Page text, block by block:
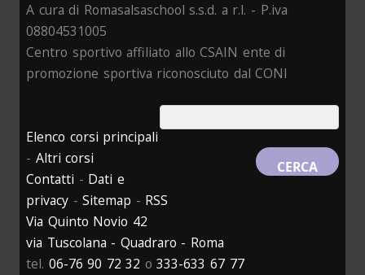
A cura di Romasalsaschool s.s.d. a r.l. - P.iva
08804531005
Centro sportivo affiliato allo CSAIN ente di
promozione sportiva riconosciuto dal CONI
Elenco corsi principali
- Altri corsi
Contatti - Dati e
privacy -Sitemap - RSS
Via Quinto Novio 42
via Tuscolana - Quadraro - Roma
tel. 06-76 90 72 32 o333-633 67 77